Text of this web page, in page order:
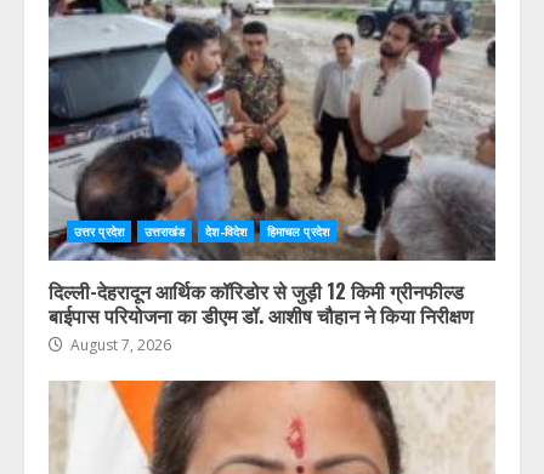
उत्तर प्रदेश उत्तराखंड देश-विदेश हिमाचल प्रदेश
दिल्ली-देहरादून आर्थिक कॉरिडोर से जुड़ी 12 किमी ग्रीनफील्ड
बाईपास परियोजना का डीएम डॉ. आशीष चौहान ने किया निरीक्षण
August 7, 2026